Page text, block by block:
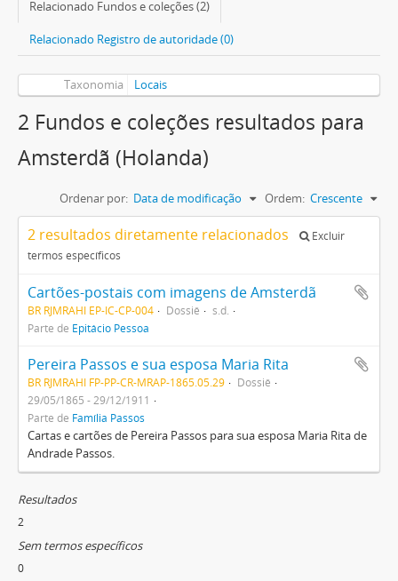
Relacionado Fundos e coleções (2)
Relacionado Registro de autoridade (0)
Taxonomia Locais
2 Fundos e coleções resultados para
Amsterdã (Holanda)
Ordenar por: Data de modificação Ordem: Crescente
2 resultados diretamente relacionados
Excluir
termos específicos
Cartões-postais com imagens de Amsterdã
BR RJMRAHI EP-IC-CP-004 Dossiê
s.d.
Parte de Epitácio Pessoa
Pereira Passos e sua esposa Maria Rita
BR RJMRAHI FP-PP-CR-MRAP-1865.05.29
Dossiê
29/05/1865 - 29/12/1911
Parte de Família Passos
Cartas e cartões de Pereira Passos para sua esposa Maria Rita de
Andrade Passos.
Resultados
2
Sem termos específicos
0